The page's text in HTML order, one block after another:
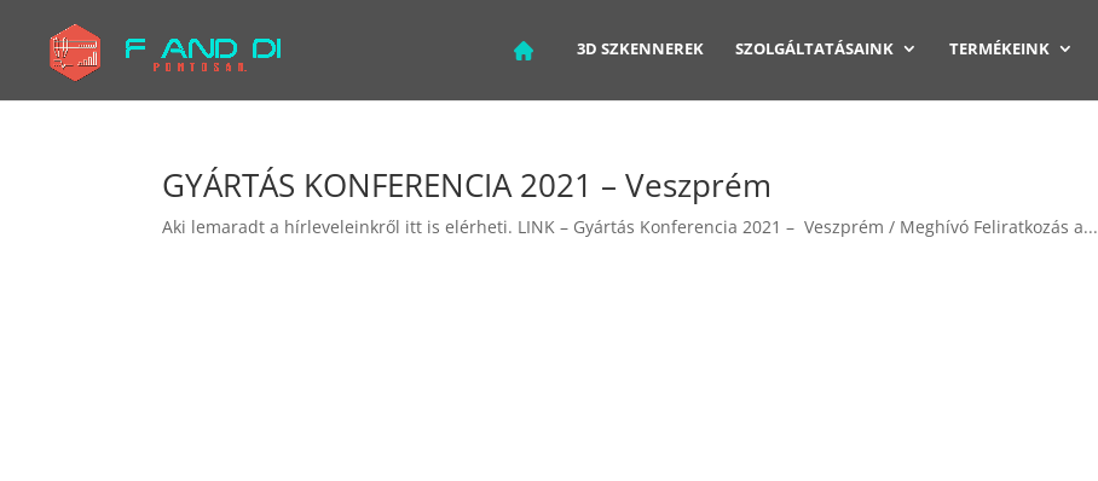
3D SZKENNEREK SZOLGÁLTATÁSAINK TERMÉKEINK
GYÁRTÁS KONFERENCIA 2021 – Veszprém
Aki lemaradt a hírleveleinkről itt is elérheti. LINK – Gyártás Konferencia 2021 – Veszprém / Meghívó Feliratkozás a...